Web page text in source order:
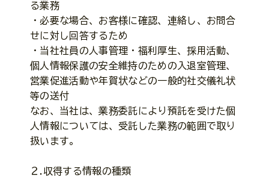
る業務
・必要な場合、お客様に確認、連絡し、お問合
せに対し回答するため
・当社社員の人事管理・福利厚生、採用活動、
個人情報保護の安全維持のための入退室管理、
営業促進活動や年賀状などの一般的社交儀礼状
等の送付
なお、当社は、業務委託により預託を受けた個
人情報については、受託した業務の範囲で取り
扱います。
２.収得する情報の種類